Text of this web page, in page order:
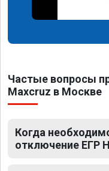
Частые вопросы
Maxcruz в Москве
Когда
отключение ЕГР